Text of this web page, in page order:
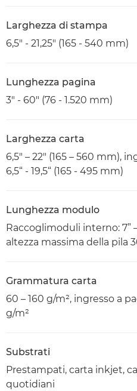
Larghezza di stampa
6,5" - 21,25" (165 - 540 mm)
Lunghezza pagina
3" - 60" (76 - 1.520 mm)
Larghezza carta
6,5" – 22" (165 – 560 mm),
6,5“ - 19,5“ (165 - 495 mm)
Lunghezza modulo
Raccoglimoduli interno: 7” –
altezza massima della pila
Grammatura carta
60 – 160 g/m², ingresso a
g/m²
Substrati
Prestampati, carta inkjet,
quotidiani